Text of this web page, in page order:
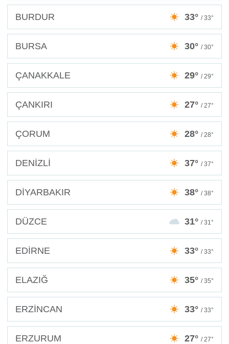
BURDUR 33° / 33°
BURSA 30° / 30°
ÇANAKKALE 29° / 29°
ÇANKIRI 27° / 27°
ÇORUM 28° / 28°
DENİZLİ 37° / 37°
DİYARBAKIR 38° / 38°
DÜZCE 31° / 31°
EDİRNE 33° / 33°
ELAZIĞ 35° / 35°
ERZİNCAN 33° / 33°
ERZURUM 27° / 27°